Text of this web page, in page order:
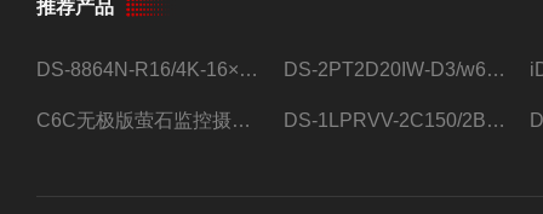
推荐产品
DS-8864N-R16/4K-16×4T/希捷16盘位录像机 DS-2PT2D20IW-D3/w64路高清硬盘录像机
C6C无极版萤石监控摄像头 DS-1LPRVV-2C150/2B监控室外夜视高清电源线护套线200米/卷